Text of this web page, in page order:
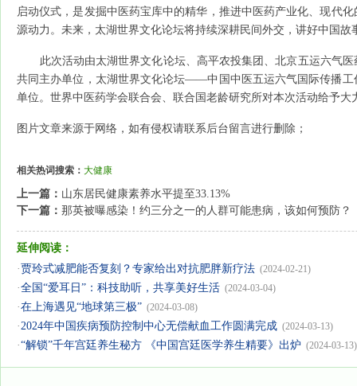
启动仪式，是发掘中医药宝库中的精华，推进中医药产业化、现代
源动力。未来，太湖世界文化论坛将持续深耕民间外交，讲好中国
此次活动由太湖世界文化论坛、高平农投集团、北京五运六气医
共同主办单位，太湖世界文化论坛——中国中医五运六气国际传播
单位。世界中医药学会联合会、联合国老龄研究所对本次活动给予大
图片文章来源于网络，如有侵权请联系后台留言进行删除；
相关热词搜索： 大健康
上一篇： 山东居民健康素养水平提至33.13%
下一篇： 那英被曝感染！约三分之一的人群可能患病，该如何预防？
延伸阅读：
· 贾玲式减肥能否复刻？专家给出对抗肥胖新疗法 (2024-02-21)
·全国“爱耳日”：科技助听，共享美好生活 (2024-03-04)
·在上海遇见“地球第三极” (2024-03-08)
· 2024年中国疾病预防控制中心无偿献血工作圆满完成 (2024-03-13)
·“解锁”千年宫廷养生秘方 《中国宫廷医学养生精要》出炉 (2024-03-13)